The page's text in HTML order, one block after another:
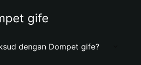
gife
dengan Dompet gife?